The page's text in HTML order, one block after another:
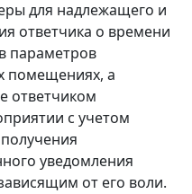
для надлежащего и
ответчика о времени
параметров
помещениях, а
ответчиком
с учетом
уведомления
от его воли.